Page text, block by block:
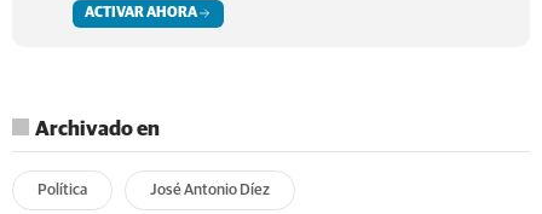
ACTIVAR AHORA
Archivado en
Política José Antonio Díez